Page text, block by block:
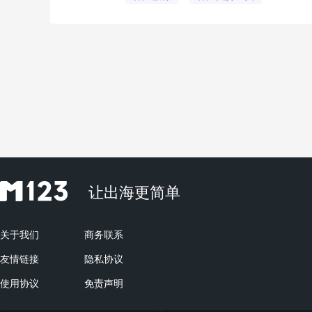
让出海更简单
关于我们 商务联系
友情链接 隐私协议
使用协议 免责声明